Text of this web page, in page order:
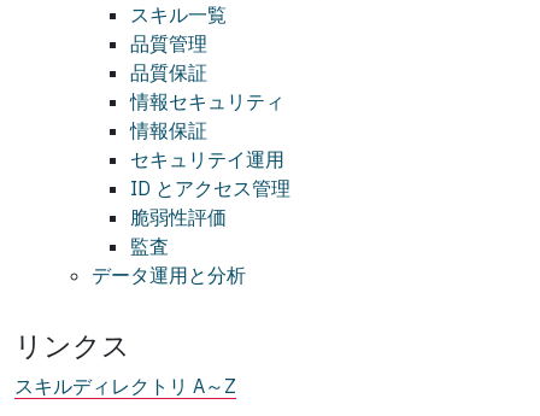
スキル一覧
品質管理
品質保証
情報セキュリティ
情報保証
セキュリテイ運用
ID とアクセス管理
脆弱性評価
監査
データ運用と分析
リンクス
スキルディレクトリ A～Z